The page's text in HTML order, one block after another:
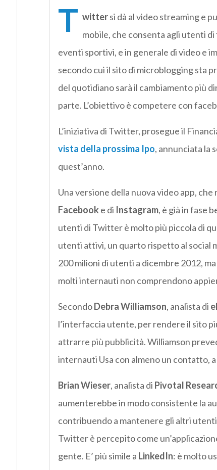
T wittersi dà al video streaming e
mobile, che consenta agli utenti
eventi sportivi, e in generale di video e
secondo cui il sito di microblogging sta
del quotidiano sarà il cambiamento più
parte. L’obiettivo è competere con
L’iniziativa di Twitter, prosegue il
vista della prossima Ipo, annunciata la
quest’anno.
Una versione della nuova video app,
Facebook e di Instagram, è già in fase
utenti di Twitter è molto più piccola di
utenti attivi, un quarto rispetto al social
200 milioni di utenti a dicembre 2012,
molti internauti non comprendono
SecondoDebra Williamson, analista di
l’interfaccia utente, per rendere il sito
attrarre più pubblicità. Williamson
internauti Usa con almeno un contatto,
Brian Wieser, analista di Pivotal
aumenterebbe in modo consistente la
contribuendo a mantenere gli altri
Twitter è percepito come
gente. E’ più simile a LinkedIn: è molto